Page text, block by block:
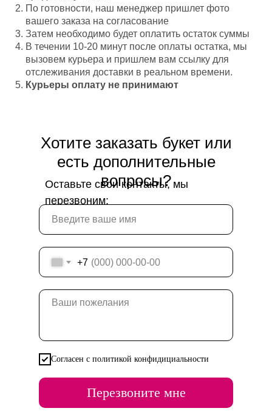
По готовности, наш менеджер пришлет фото
вашего заказа на согласование
Затем необходимо будет оплатить остаток суммы
В течении 10-20 минут после оплаты остатка, мы
вызовем курьера и пришлем вам ссылку для
отслеживания доставки в реальном времени.
Курьеры оплату не принимают
Хотите заказать букет или
есть дополнительные
вопросы?
Оставьте свои контакты, мы
перезвоним:
+7
Согласен с политикой конфидициальности
Перезвоните мне